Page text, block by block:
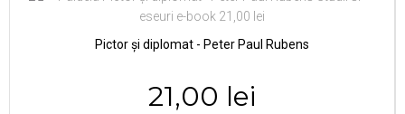
Pictor și diplomat - Peter Paul Rubens
21,00 lei